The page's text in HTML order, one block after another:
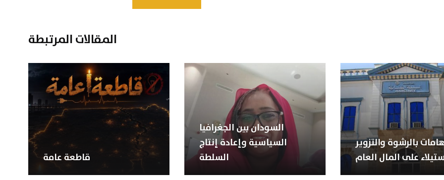
المقالات المرتبطة
قاطعة عامة
السودان بين الجغرافيا
السياسية وإعادة إنتاج
السلطة
بالرشوة والتزوير
على المال العام